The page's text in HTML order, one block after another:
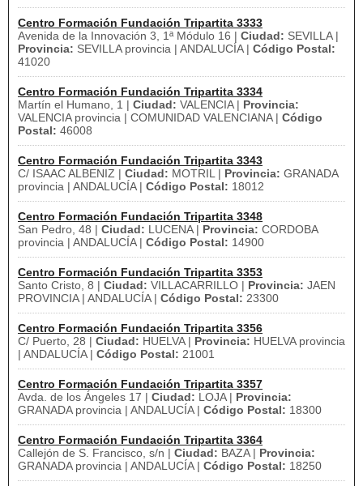
Centro Formación Fundación Tripartita 3333
Avenida de la Innovación 3, 1ª Módulo 16 | Ciudad: SEVILLA |
Provincia: SEVILLA provincia | ANDALUCÍA | Código Postal:
41020
Centro Formación Fundación Tripartita 3334
Martín el Humano, 1 | Ciudad: VALENCIA | Provincia:
VALENCIA provincia | COMUNIDAD VALENCIANA | Código
Postal: 46008
Centro Formación Fundación Tripartita 3343
C/ ISAAC ALBENIZ | Ciudad: MOTRIL | Provincia: GRANADA
provincia | ANDALUCÍA | Código Postal: 18012
Centro Formación Fundación Tripartita 3348
San Pedro, 48 | Ciudad: LUCENA | Provincia: CORDOBA
provincia | ANDALUCÍA | Código Postal: 14900
Centro Formación Fundación Tripartita 3353
Santo Cristo, 8 | Ciudad: VILLACARRILLO | Provincia: JAEN
PROVINCIA | ANDALUCÍA | Código Postal: 23300
Centro Formación Fundación Tripartita 3356
C/ Puerto, 28 | Ciudad: HUELVA | Provincia: HUELVA provincia
| ANDALUCÍA | Código Postal: 21001
Centro Formación Fundación Tripartita 3357
Avda. de los Ángeles 17 | Ciudad: LOJA | Provincia:
GRANADA provincia | ANDALUCÍA | Código Postal: 18300
Centro Formación Fundación Tripartita 3364
Callejón de S. Francisco, s/n | Ciudad: BAZA | Provincia:
GRANADA provincia | ANDALUCÍA | Código Postal: 18250